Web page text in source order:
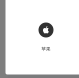
JACKNIGHT
 Sign in with
苹果